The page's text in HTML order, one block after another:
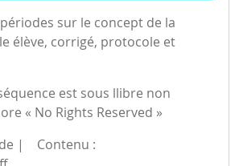
sur le concept de la
élève, corrigé, protocole et
est sous llibre non
« No Rights Reserved »
Contenu :